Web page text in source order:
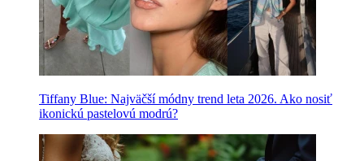
Tiffany Blue: Najväčší módny trend leta 2026. Ako nosiť
ikonickú pastelovú modrú?